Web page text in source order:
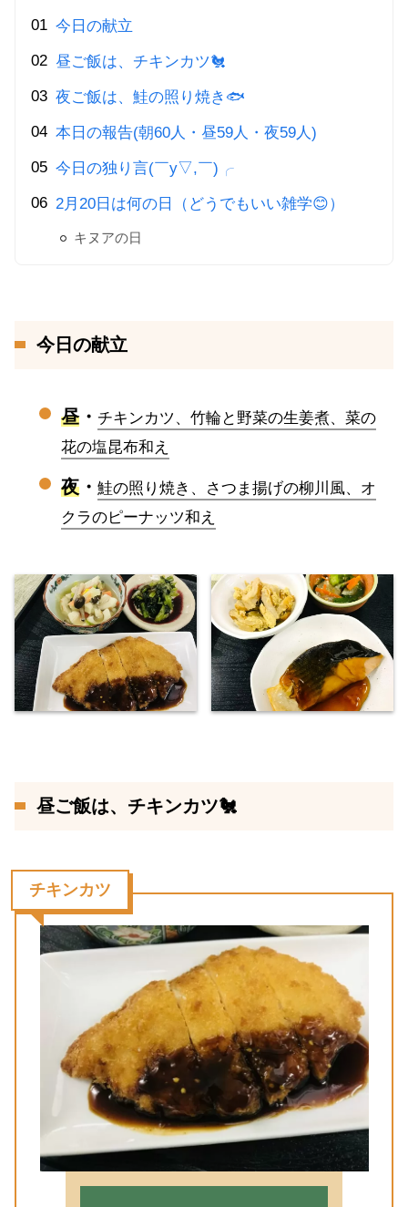
今日の献立
昼ご飯は、チキンカツ🐔
夜ご飯は、鮭の照り焼き🐟
本日の報告(朝60人・昼59人・夜59人)
今日の独り言(￣y▽,￣)╭
2月20日は何の日（どうでもいい雑学😊）
キヌアの日
今日の献立
昼・ チキンカツ、竹輪と野菜の生姜煮、菜の
花の塩昆布和え
夜 ・ 鮭の照り焼き、さつま揚げの柳川風、オ
クラのピーナッツ和え
昼ご飯は、チキンカツ🐔
チキンカツ